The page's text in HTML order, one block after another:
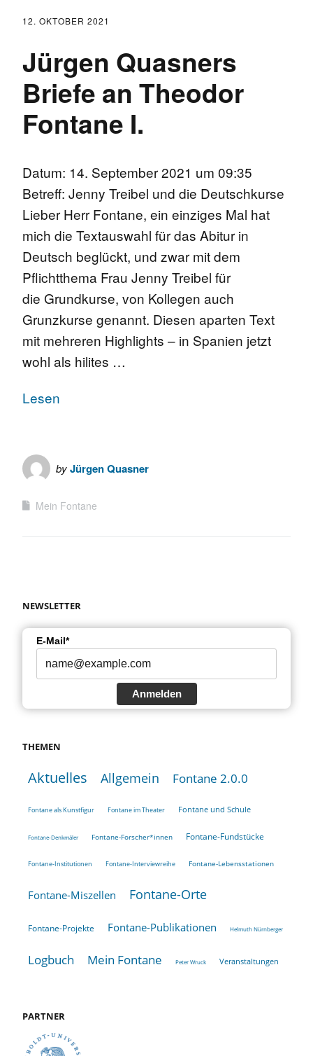
12. OKTOBER 2021
Jürgen Quasners
Briefe an Theodor
Fontane I.
Datum: 14. September 2021 um 09:35
Betreff: Jenny Treibel und die Deutschkurse
Lieber Herr Fontane, ein einziges Mal hat
mich die Textauswahl für das Abitur in
Deutsch beglückt, und zwar mit dem
Pflichtthema Frau Jenny Treibel für
die Grundkurse, von Kollegen auch
Grunzkurse genannt. Diesen aparten Text
mit mehreren Highlights – in Spanien jetzt
wohl als hilites …
Lesen
byJürgen Quasner
Mein Fontane
NEWSLETTER
E-Mail*
Anmelden
THEMEN
Aktuelles Allgemein Fontane 2.0.0
Fontane als Kunstfigur Fontane im Theater Fontane und Schule
Fontane-Denkmäler Fontane-Forscher*innen Fontane-Fundstücke
Fontane-Institutionen Fontane-Interviewreihe Fontane-Lebensstationen
Fontane-Miszellen Fontane-Orte
Fontane-Projekte Fontane-Publikationen Helmuth Nürnberger
Logbuch Mein Fontane Peter Wruck Veranstaltungen
PARTNER